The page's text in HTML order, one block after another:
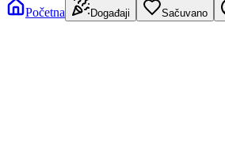
Početna Događaji Sačuvano